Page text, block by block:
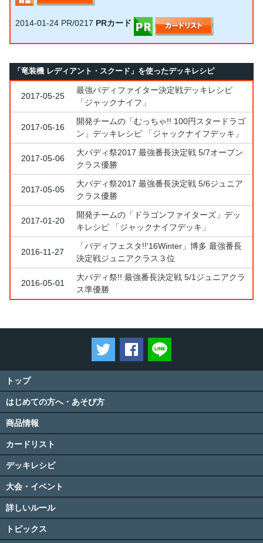
2014-01-24 PR/0217 PRカード
「竜装機 レディアント・スクード」を使ったデッキレシピ
2017-05-25
最強バディファイター決定戦デッキレシピ
「ジャックナイフ」
2017-05-16
開発チームの「むっちゃ!! 100円スタードラゴ
ン」デッキレシピ 「ジャックナイフデッキ」
2017-05-06
大バディ祭2017 最強番長決定戦 5/7オープン
クラス優勝
2017-05-05
大バディ祭2017 最強番長決定戦 5/6ジュニア
クラス優勝
2017-01-20
開発チームの「ドラゴンファイターズ」デッ
キレシピ 「ジャックナイフデッキ」
2016-11-27
「バディフェスタ!!'16Winter」博多 最強番長
決定戦ジュニアクラス３位
2016-05-01
大バディ祭!! 最強番長決定戦 5/1ジュニアクラ
ス準優勝
ツイートするFacebookでシェアする
トップ
はじめての方へ・あそび方
商品情報
カードリスト
デッキレシピ
大会・イベント
詳しいルール
トピックス